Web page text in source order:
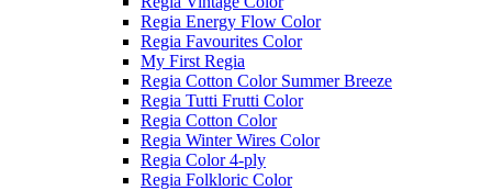
Regia Energy Flow Color
Regia Favourites Color
My First Regia
Regia Cotton Color Summer Breeze
Regia Tutti Frutti Color
Regia Cotton Color
Regia Winter Wires Color
Regia Color 4-ply
Regia Folkloric Color